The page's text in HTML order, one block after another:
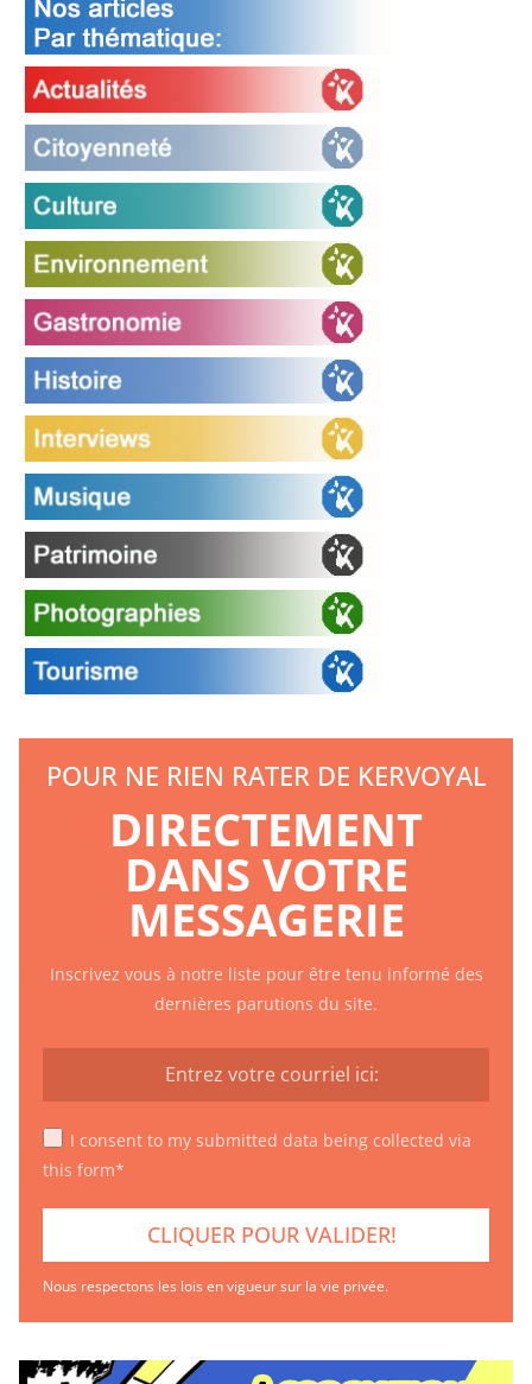
POUR NE RIEN RATER DE KERVOYAL
DIRECTEMENT
DANS VOTRE
MESSAGERIE
Inscrivez vous à notre liste pour être tenu informé des
dernières parutions du site.
I consent to my submitted data being collected via
this form*
Nous respectons les lois en vigueur sur la vie privée.